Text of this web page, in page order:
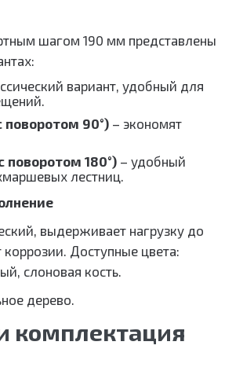
шагом 190 мм представлены
вариант, удобный для
поворотом 90°) – экономят
поворотом 180°) – удобный
лестниц.
выдерживает нагрузку до
Доступные цвета:
слоновая кость.
дерево.
комплектация